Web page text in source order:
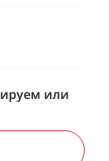
или